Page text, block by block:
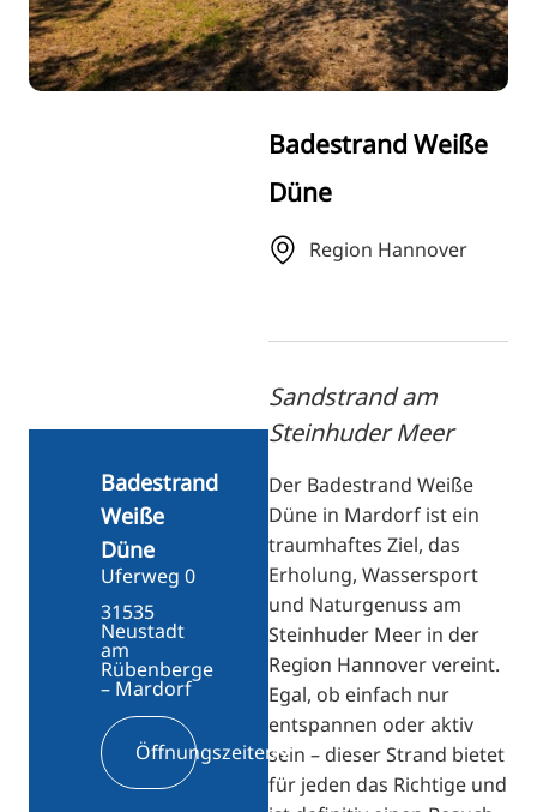
FI
ZH
JA
Badestrand Weiße
Düne
Region Hannover
Sandstrand am
Steinhuder Meer
Der Badestrand Weiße
Düne in Mardorf ist ein
traumhaftes Ziel, das
Erholung, Wassersport
und Naturgenuss am
Steinhuder Meer in der
Region Hannover vereint.
Egal, ob einfach nur
entspannen oder aktiv
sein – dieser Strand bietet
für jeden das Richtige und
Badestrand
Weiße
Düne
Uferweg 0
31535
Neustadt
am
Rübenberge
– Mardorf
Öffnungszeiten